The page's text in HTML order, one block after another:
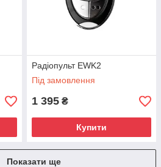
Радіопульт EWK2
Під замовлення
1 395 ₴
Купити
Показати ще